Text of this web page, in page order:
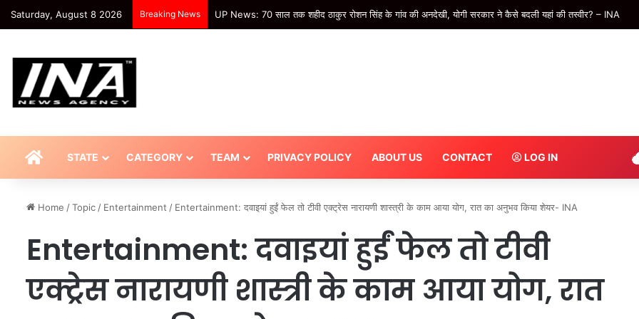
Saturday, August 8 2026 Breaking News UP News: 70 साल तक शहीद ठाकुर रोशन सिंह के गांव की अनदेखी, योगी सरकार ने कैसे बदली यहां की तस्वीर? – INA
HOMESTATE CATEGORY TEAM PRIVACY POLICY ABOUT US CONTACT LOG IN
Home /Topic / Entertainment / Entertainment: दवाइयां हुईं फेल तो टीवी एक्ट्रेस नारायणी शास्त्री के काम आया योग, रात का अनुभव किया शेयर- INA
Entertainment: दवाइयां हुईं फेल तो टीवी
एक्ट्रेस नारायणी शास्त्री के काम आया योग, रात